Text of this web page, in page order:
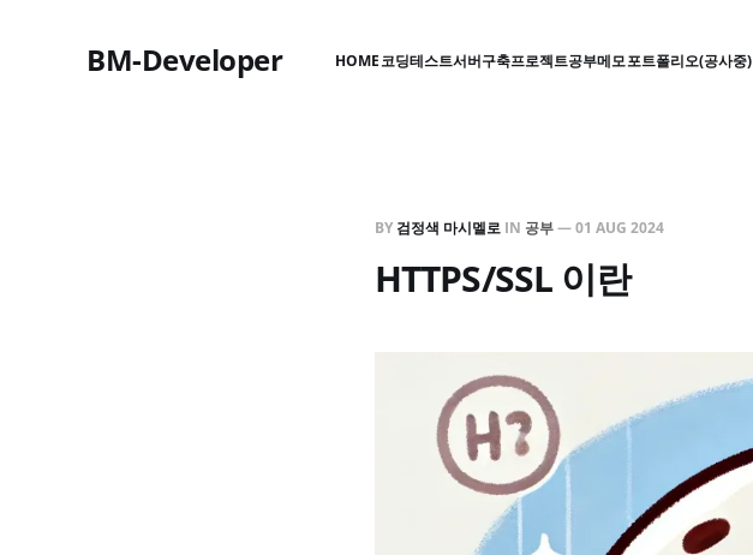
BM-Developer HOME코딩테스트서버구축프로젝트공부메모포트폴리오(공사중)
BY 검정색 마시멜로 IN 공부—01 AUG 2024
HTTPS/SSL 이란